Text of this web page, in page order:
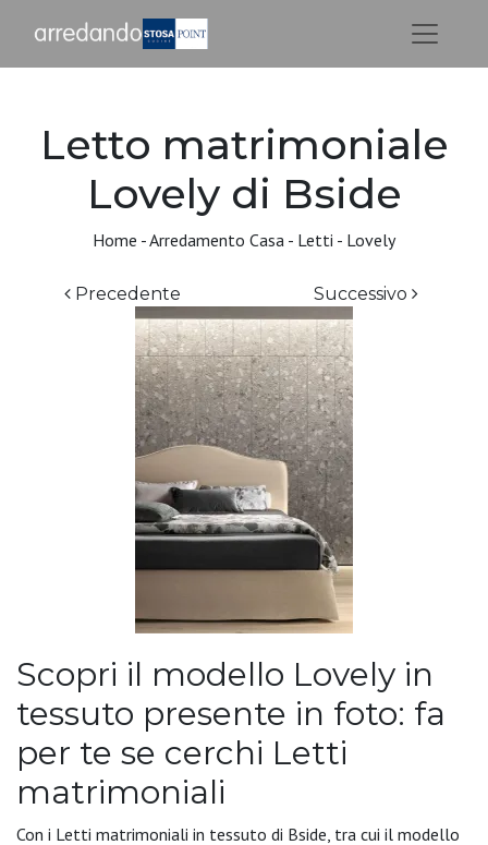
Letto matrimoniale
Lovely di Bside
Home -Arredamento Casa - Letti - Lovely
Precedente Successivo
Scopri il modello Lovely in
tessuto presente in foto: fa
per te se cerchi Letti
matrimoniali
Con i Letti matrimoniali in tessuto di Bside, tra cui il modello